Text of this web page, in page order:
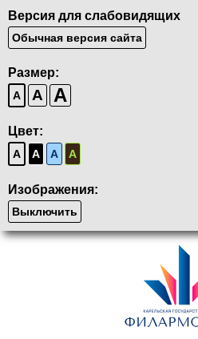
Версия для слабовидящих
Обычная версия сайта
Размер:
A A A
Цвет:
A A A A
Изображения:
Выключить